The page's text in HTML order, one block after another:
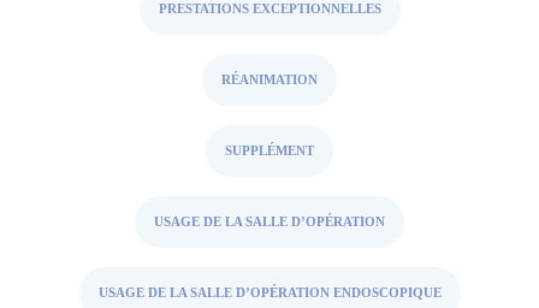
PRESTATIONS EXCEPTIONNELLES
RÉANIMATION
SUPPLÉMENT
USAGE DE LA SALLE D’OPÉRATION
USAGE DE LA SALLE D’OPÉRATION ENDOSCOPIQUE